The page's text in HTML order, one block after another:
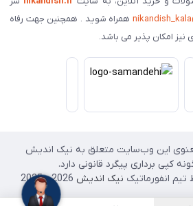
همراه شوید . همچنین جهت رفاه
نیز امکان پذیر می باشد.
این وب‌سایت متعلق به نیک اندیش
کپی برداری پیگرد قانونی دارد.
انفورماتیک نیک اندیش 2026 - 2025